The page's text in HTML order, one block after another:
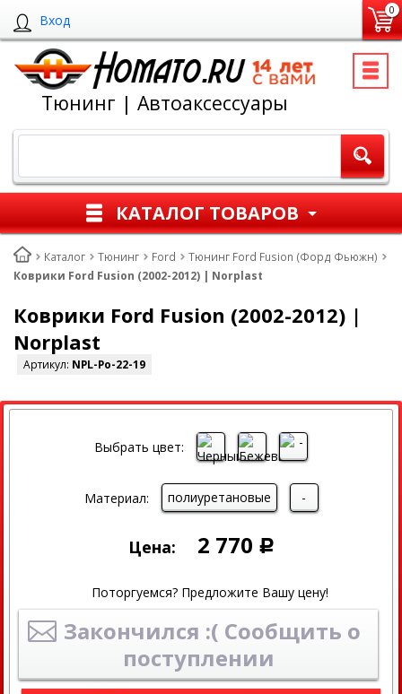
Вход
0
Тюнинг | Автоаксессуары
КАТАЛОГ ТОВАРОВ
Каталог Тюнинг Ford
Тюнинг Ford Fusion (Форд Фьюжн)
Коврики Ford Fusion (2002-2012) | Norplast
Коврики Ford Fusion (2002-2012) |
Norplast
Артикул: NPL-Po-22-19
Выбрать цвет:
Материал: полиуретановые -
Цена: 2 770 Р
Поторгуемся? Предложите Вашу цену!
Закончился :( Сообщить о
поступлении